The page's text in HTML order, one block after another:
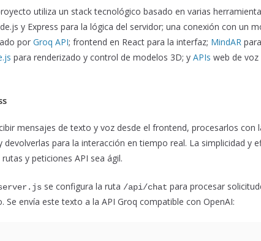
utiliza un stack tecnológico basado en varias
y Express para la lógica del servidor; una conexión con un
por Groq API; frontend en React para la interfaz; MindAR
para renderizado y control de modelos 3D; y APIs web de
mensajes de texto y voz desde el frontend, procesarlos con
para la interacción en tiempo real. La simplicidad y
y peticiones API sea ágil.
se configura la ruta /api/chat para procesar
Se envía este texto a la API Groq compatible con OpenAI: